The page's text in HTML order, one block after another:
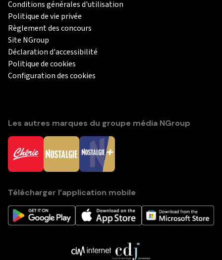
Conditions générales d'utilisation
Politique de vie privée
Règlement des concours
Site NGroup
Déclaration d'accessibilité
Politique de cookies
Configuration des cookies
Les autres marques du groupe média NGroup
Télécharger l’application mobile